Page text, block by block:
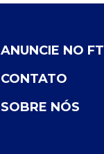
ANUNCIE NO FT
CONTATO
SOBRE NÓS